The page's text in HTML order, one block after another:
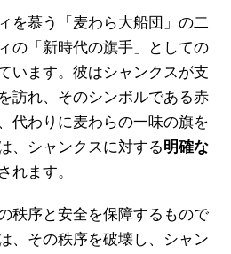
を慕う「麦わら大船団」の二
の「新時代の旗手」としての
います。彼はシャンクスが支
訪れ、そのシンボルである赤
代わりに麦わらの一味の旗を
、シャンクスに対する明確な
れます。
秩序と安全を保障するもので
、その秩序を破壊し、シャン